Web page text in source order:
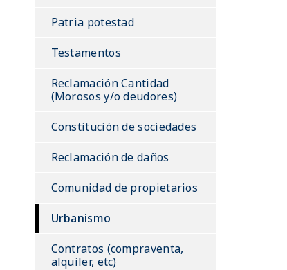
Patria potestad
Testamentos
Reclamación Cantidad
(Morosos y/o deudores)
Constitución de sociedades
Reclamación de daños
Comunidad de propietarios
Urbanismo
Contratos (compraventa,
alquiler, etc)